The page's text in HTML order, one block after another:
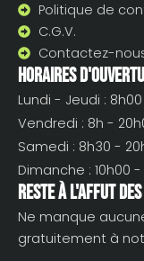
Politique de
C.G.V.
Contactez-
Horaires
Lundi - Jeudi :
Vendredi : 8h -
Samedi : 8h30 -
Dimanche : 10h00 -
Reste à l'affut
Ne manque
gratuitement à